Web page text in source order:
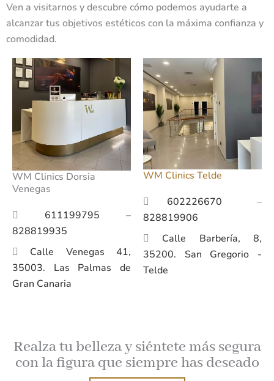
Ven a visitarnos y descubre cómo podemos ayudarte a
alcanzar tus objetivos estéticos con la máxima confianza y
comodidad.
WM Clinics Dorsia
Venegas
611199795 –
828819935
Calle Venegas 41,
35003. Las Palmas de
Gran Canaria
WM Clinics Telde
602226670
–
828819906
Calle Barbería, 8,
35200. San Gregorio -
Telde
Realza tu belleza y siéntete más segura
con la figura que siempre has deseado